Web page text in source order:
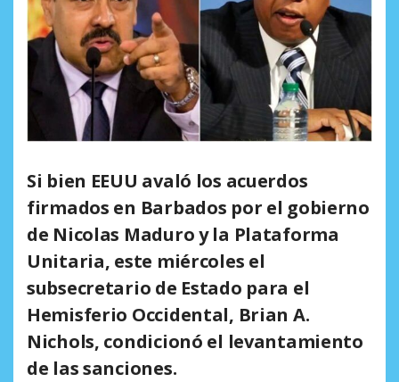
Si bien EEUU avaló los acuerdos
firmados en Barbados por el gobierno
de Nicolas Maduro y la Plataforma
Unitaria, este miércoles el
subsecretario de Estado para el
Hemisferio Occidental, Brian A.
Nichols, condicionó el levantamiento
de las sanciones.